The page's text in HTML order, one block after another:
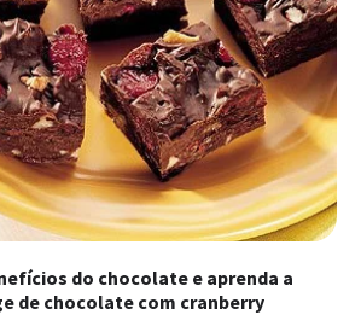
do chocolate e aprenda a
de chocolate com cranberry